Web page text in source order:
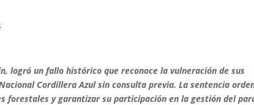
logró un fallo histórico que reconoce la vulneración de sus
Cordillera Azul sin consulta previa. La sentencia
y garantizar su participación en la gestión del